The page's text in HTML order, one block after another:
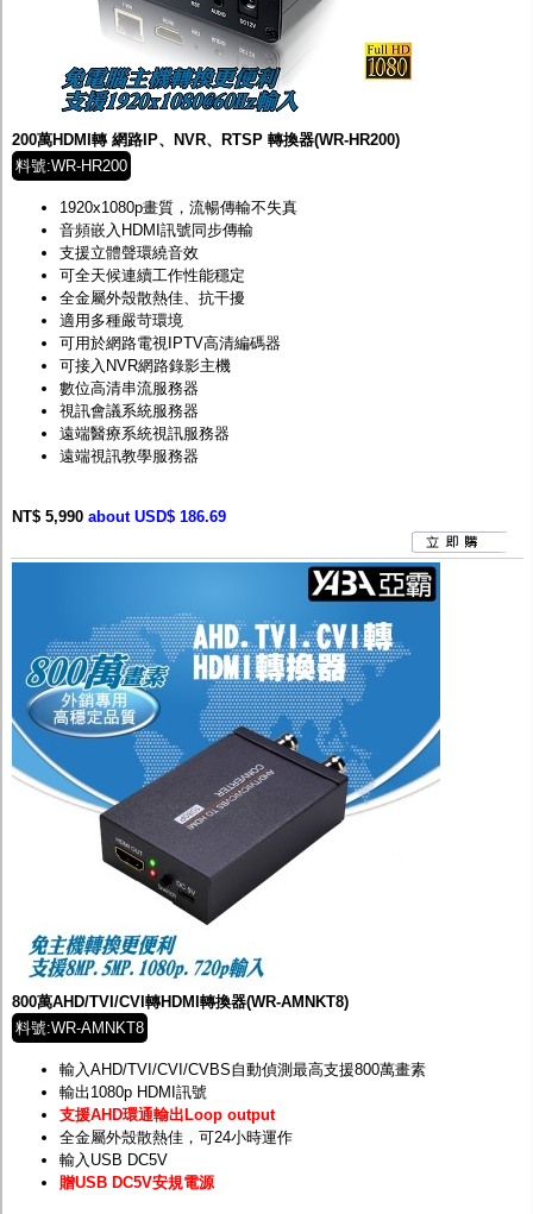
200萬HDMI轉 網路IP、NVR、RTSP 轉換器(WR-HR200)
料號:WR-HR200
1920x1080p畫質，流暢傳輸不失真
音頻嵌入HDMI訊號同步傳輸
支援立體聲環繞音效
可全天候連續工作性能穩定
全金屬外殼散熱佳、抗干擾
適用多種嚴苛環境
可用於網路電視IPTV高清編碼器
可接入NVR網路錄影主機
數位高清串流服務器
視訊會議系統服務器
遠端醫療系統視訊服務器
遠端視訊教學服務器
NT$ 5,990 about USD$ 186.69
800萬AHD/TVI/CVI轉HDMI轉換器(WR-AMNKT8)
料號:WR-AMNKT8
輸入AHD/TVI/CVI/CVBS自動偵測最高支援800萬畫素
輸出1080p HDMI訊號
支援AHD環通輸出Loop output
全金屬外殼散熱佳，可24小時運作
輸入USB DC5V
贈USB DC5V安規電源